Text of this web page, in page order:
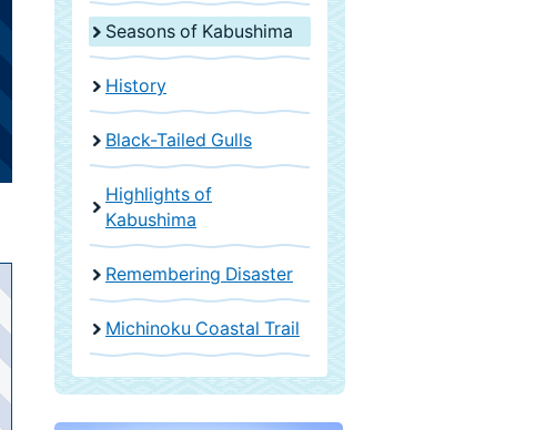
Seasons of Kabushima
History
Black-Tailed Gulls
Highlights of
Kabushima
Remembering Disaster
Michinoku Coastal Trail